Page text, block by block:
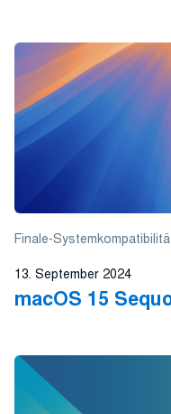
Finale-
13. September 2024
macOS 15